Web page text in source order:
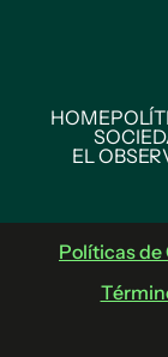
HOME
EL
Políticas de